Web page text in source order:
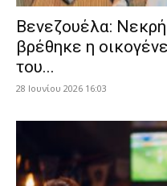
Βενεζουέλα:
βρέθηκε η
του...
28 Ιουνίου 2026 16:03